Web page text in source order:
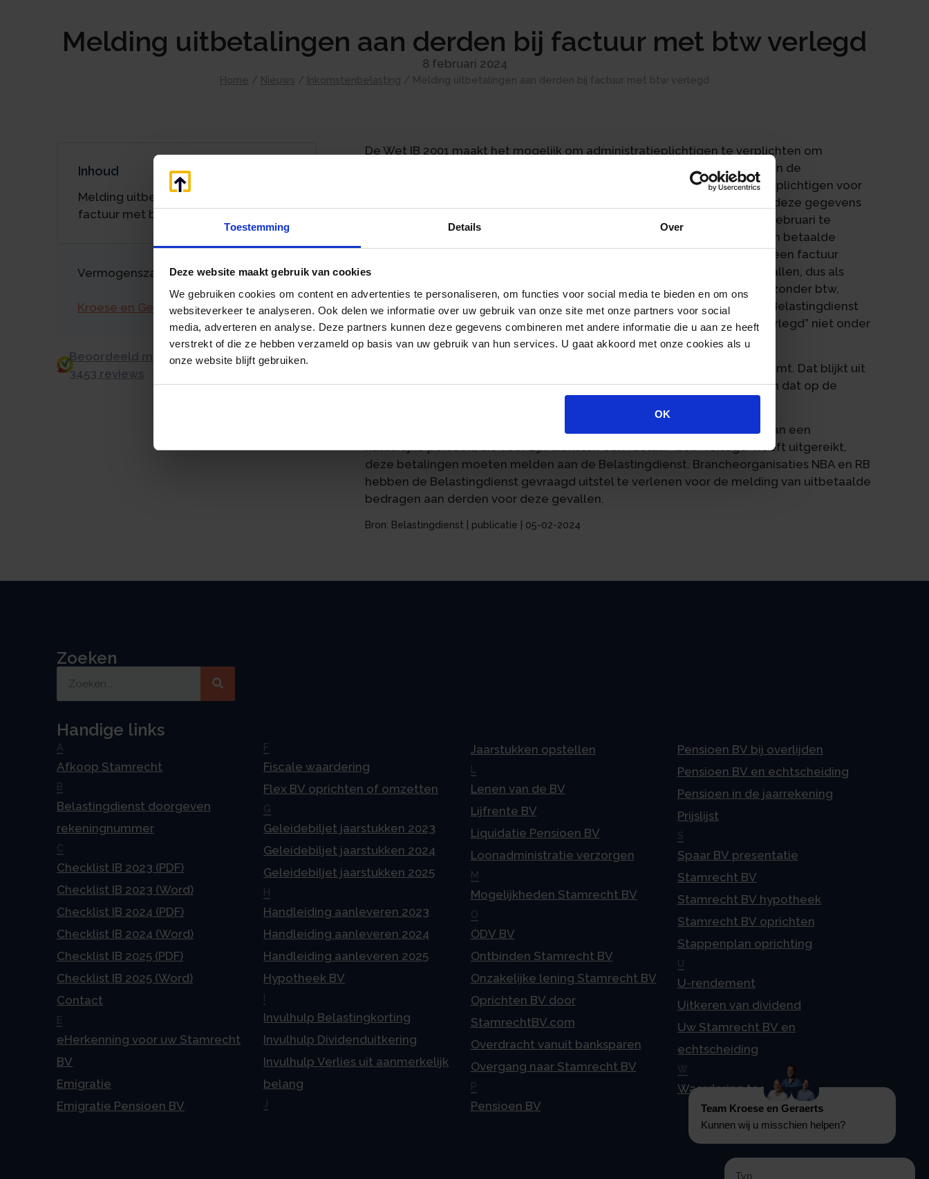
Toestemming Details Over
Deze website maakt gebruik van cookies
We gebruiken cookies om content en advertenties te personaliseren, om functies voor social media te bieden en om ons
websiteverkeer te analyseren. Ook delen we informatie over uw gebruik van onze site met onze partners voor social
media, adverteren en analyse. Deze partners kunnen deze gegevens combineren met andere informatie die u aan ze heeft
verstrekt of die ze hebben verzameld op basis van uw gebruik van hun services. U gaat akkoord met onze cookies als u
onze website blijft gebruiken.
OK
Melding uitbetalingen aan derden bij factuur met btw verlegd
8 februari 2024
Home / Nieuws / Inkomstenbelasting / Melding uitbetalingen aan derden bij factuur met btw verlegd
Inhoud
Melding uitbetalingen aan derden bij
factuur met btw verlegd
Vermogenszaken goed regelen?
Kroese en Geraerts
Beoordeeld met een 9.0 uit 10 op basis van
3453 reviews
De Wet IB 2001 maakt het mogelijk om administratieplichtigen te verplichten om
gegevens betreffende aan derden betaalde bedragen aan te leveren aan de
Belastingdienst. Dat is uitgewerkt in het Uitvoeringsbesluit IB. Inhoudingsplichtigen voor
de loonheffing en collectieve beheersorganisaties zijn aangewezen om deze gegevens
te verstrekken. Het aanleveren van deze gegevens dient jaarlijks voor 1 februari te
gebeuren. De verplichting geldt uitsluitend voor aan natuurlijke personen betaalde
bedragen. Niet aangeleverd hoeven te worden betalingen op basis van een factuur
waarop een bedrag aan btw van meer dan € 0 is vermeld. In andere gevallen, dus als
geen factuur is verzonden door de derde of als deze een factuur stuurt zonder btw,
moeten de gegevens wel worden aangeleverd. In maart 2023 heeft de Belastingdienst
tijdens overleg gemeld dat een factuur met daarop de melding “btw-verlegd” niet onder
de renseigneringsverplichting valt.
Inmiddels is gebleken dat de Belastingdienst een ander standpunt inneemt. Dat blijkt uit
het document Vragen en Antwoorden Uitbetaalde Bedragen aan Derden dat op de
Dit betekent dat inhoudingsplichtigen, die betalingen hebben gedaan aan een
natuurlijke persoon, die voor zijn diensten een factuur “btw-verlegd” heeft uitgereikt,
deze betalingen moeten melden aan de Belastingdienst. Brancheorganisaties NBA en RB
hebben de Belastingdienst gevraagd uitstel te verlenen voor de melding van uitbetaalde
bedragen aan derden voor deze gevallen.
Bron: Belastingdienst | publicatie | 05-02-2024
Zoeken
Handige links
A
Afkoop Stamrecht
B
Belastingdienst doorgeven
rekeningnummer
C
Checklist IB 2023 (PDF)
Checklist IB 2023 (Word)
Checklist IB 2024 (PDF)
Checklist IB 2024 (Word)
Checklist IB 2025 (PDF)
Checklist IB 2025 (Word)
Contact
E
eHerkenning voor uw Stamrecht
BV
Emigratie
Emigratie Pensioen BV
F
Fiscale waardering
Flex BV oprichten of omzetten
G
Geleidebiljet jaarstukken 2023
Geleidebiljet jaarstukken 2024
Geleidebiljet jaarstukken 2025
H
Handleiding aanleveren 2023
Handleiding aanleveren 2024
Handleiding aanleveren 2025
Hypotheek BV
I
Invulhulp Belastingkorting
Invulhulp Dividenduitkering
Invulhulp Verlies uit aanmerkelijk
belang
J
Jaarstukken opstellen
L
Lenen van de BV
Lijfrente BV
Liquidatie Pensioen BV
Loonadministratie verzorgen
M
Mogelijkheden Stamrecht BV
O
ODV BV
Ontbinden Stamrecht BV
Onzakelijke lening Stamrecht BV
Oprichten BV door
StamrechtBV.com
Overdracht vanuit banksparen
Overgang naar Stamrecht BV
P
Pensioen BV
Pensioen BV bij overlijden
Pensioen BV en echtscheiding
Pensioen in de jaarrekening
Prijslijst
S
Spaar BV presentatie
Stamrecht BV
Stamrecht BV hypotheek
Stamrecht BV oprichten
Stappenplan oprichting
U
U-rendement
Uitkeren van dividend
Uw Stamrecht BV en
echtscheiding
W
Waardering tegen 4%